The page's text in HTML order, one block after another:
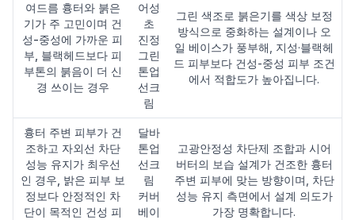
여드름 흉터와 붉은
기가 주 고민이며 건
성-중성에 가까운 피
부, 블랙헤드보다 피
부톤의 붉음이 더 신
경 쓰이는 경우
어성
초
진정
그린
톤업
선크
림
그린 색조로 붉은기를 색상 보정
방식으로 중화하는 설계이나 오
일 베이스가 풍부해, 지성·블랙헤
드 피부보다 건성-중성 피부 조건
에서 적합도가 높아집니다.
흉터 주변 피부가 건
조하고 자외선 차단
성능 유지가 최우선
인 경우, 밝은 피부 보
정보다 안정적인 차
단이 목적인 건성 피
달바
톤업
선크
림
커버
베이
고광안정성 차단제 조합과 시어
버터의 보습 설계가 건조한 흉터
주변 피부에 맞는 방향이며, 차단
성능 유지 측면에서 설계 의도가
가장 명확합니다.